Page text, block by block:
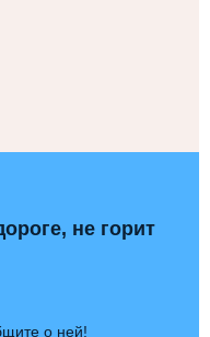
не горит
о ней!